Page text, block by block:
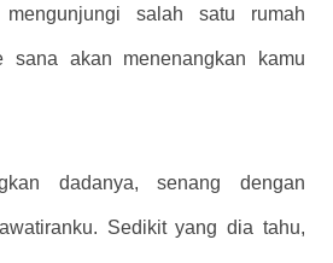
mengunjungi salah satu rumah
sana akan menenangkan kamu
dadanya, senang dengan
Sedikit yang dia tahu,